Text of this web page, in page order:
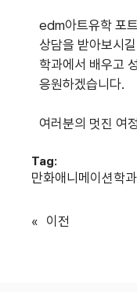
edm아트유학 포
상담을 받아보시
학과에서 배우고
응원하겠습니다.
여러분의 멋진 여
Tag:
만화애니메이션학과
« 이전